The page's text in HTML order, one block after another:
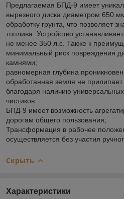
Предлагаемая БПД-9 имеет
вырезного диска диаметром 650
обработку грунта, что позволяет
топлива. Устройство
не менее 350 л.с. Также к
минимальный риск повреждения
камнями;
равномерная глубина
обработанная земля не
благодаря наличию
чистиков.
БПД-9 имеет возможность
дорогам общего пользования;
Трансформация в рабочее
осуществляется без участия
Скрыть
Характеристики